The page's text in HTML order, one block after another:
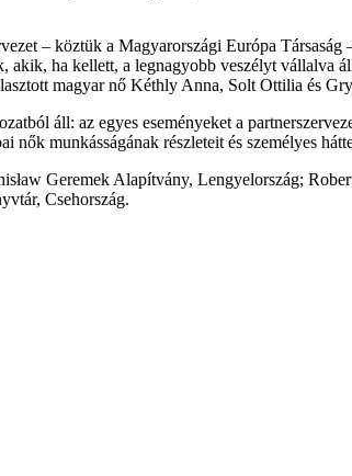
– köztük a Magyarországi Európa
ha kellett, a legnagyobb veszélyt vállalva
magyar nő Kéthly Anna, Solt Ottilia és
áll: az egyes eseményeket a
munkásságának részleteit és személyes
Geremek Alapítvány, Lengyelország;
Csehország.